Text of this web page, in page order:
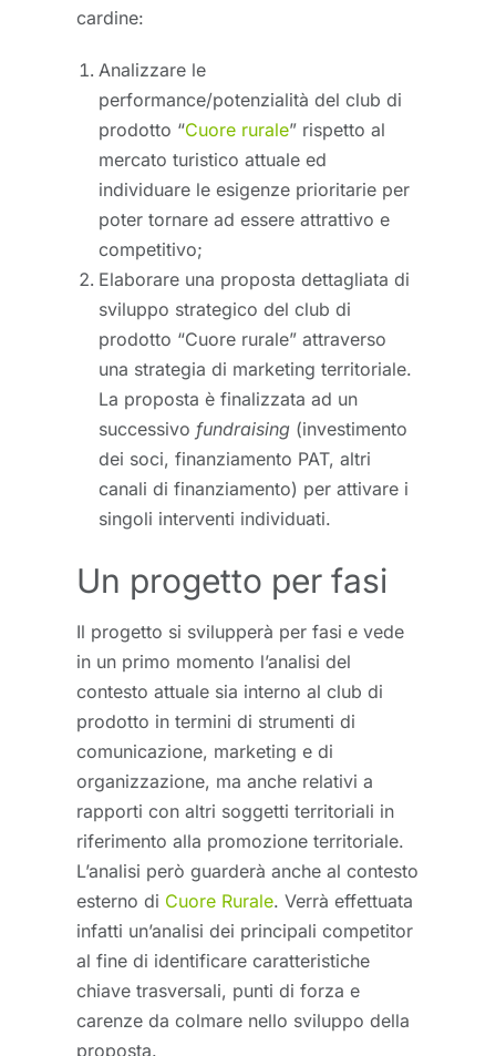
cardine:
Analizzare le
performance/potenzialità del club di
prodotto “Cuore rurale” rispetto al
mercato turistico attuale ed
individuare le esigenze prioritarie per
poter tornare ad essere attrattivo e
competitivo;
Elaborare una proposta dettagliata di
sviluppo strategico del club di
prodotto “Cuore rurale” attraverso
una strategia di marketing territoriale.
La proposta è finalizzata ad un
successivo fundraising (investimento
dei soci, finanziamento PAT, altri
canali di finanziamento) per attivare i
singoli interventi individuati.
Un progetto per fasi
Il progetto si svilupperà per fasi e vede
in un primo momento l’analisi del
contesto attuale sia interno al club di
prodotto in termini di strumenti di
comunicazione, marketing e di
organizzazione, ma anche relativi a
rapporti con altri soggetti territoriali in
riferimento alla promozione territoriale.
L’analisi però guarderà anche al contesto
esterno di Cuore Rurale. Verrà effettuata
infatti un’analisi dei principali competitor
al fine di identificare caratteristiche
chiave trasversali, punti di forza e
carenze da colmare nello sviluppo della
proposta.